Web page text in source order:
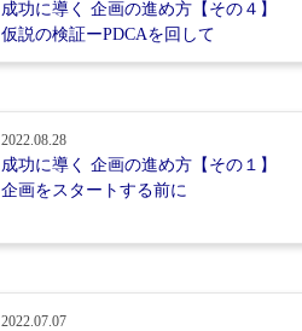
成功に導く 企画の進め方【その４】
仮説の検証ーPDCAを回して
2022.08.28
成功に導く 企画の進め方【その１】
企画をスタートする前に
2022.07.07